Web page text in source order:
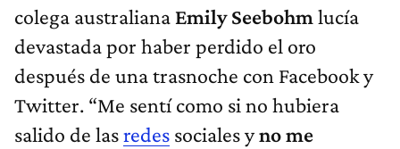
colega australiana Emily Seebohm lucía
devastada por haber perdido el oro
después de una trasnoche con Facebook y
Twitter. “Me sentí como si no hubiera
salido de lasredes sociales yno me